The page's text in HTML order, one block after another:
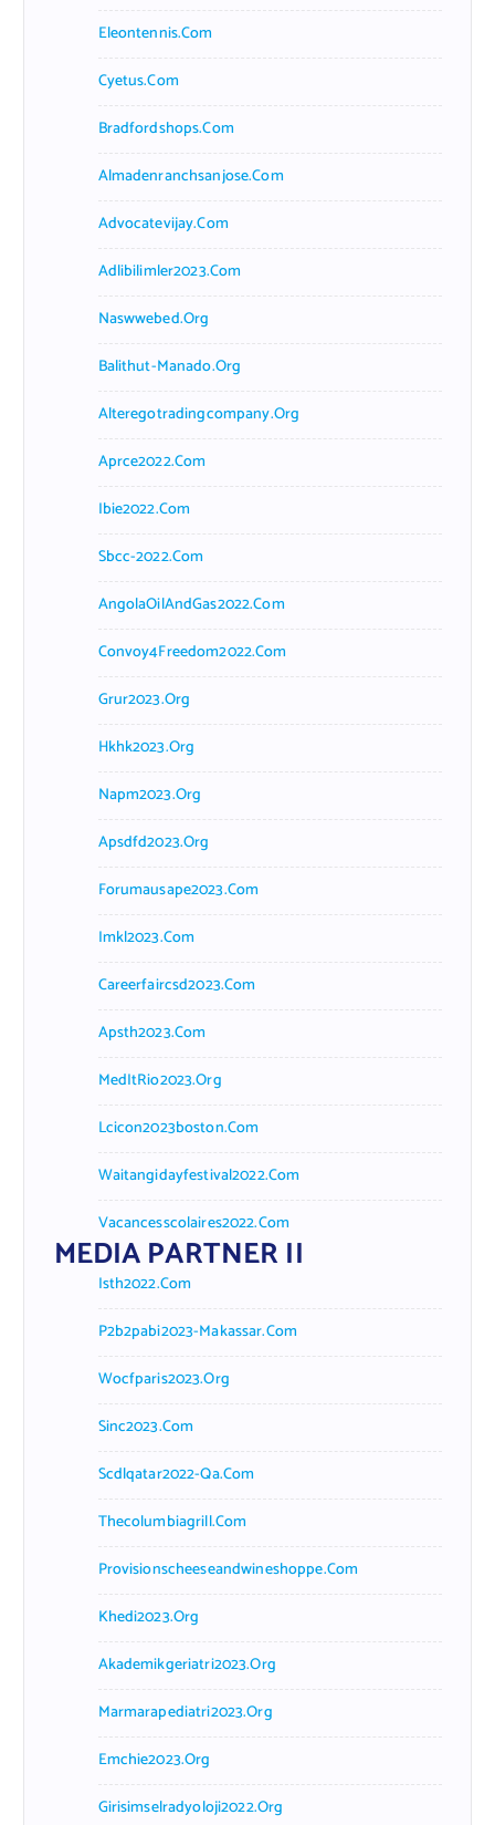
Eleontennis.com
Cyetus.com
Bradfordshops.com
Almadenranchsanjose.com
Advocatevijay.com
Adlibilimler2023.com
Naswwebed.org
Balithut-Manado.org
Alteregotradingcompany.org
Aprce2022.com
Ibie2022.com
Sbcc-2022.com
AngolaOilAndGas2022.com
Convoy4Freedom2022.com
Grur2023.org
Hkhk2023.org
Napm2023.org
Apsdfd2023.org
Forumausape2023.com
Imkl2023.com
Careerfaircsd2023.com
Apsth2023.com
MedItRio2023.org
Lcicon2023boston.com
Waitangidayfestival2022.com
Vacancesscolaires2022.com
MEDIA PARTNER II
Isth2022.com
P2b2pabi2023-Makassar.com
Wocfparis2023.org
Sinc2023.com
Scdlqatar2022-Qa.com
Thecolumbiagrill.com
Provisionscheeseandwineshoppe.com
Khedi2023.org
Akademikgeriatri2023.org
Marmarapediatri2023.org
Emchie2023.org
Girisimselradyoloji2022.org